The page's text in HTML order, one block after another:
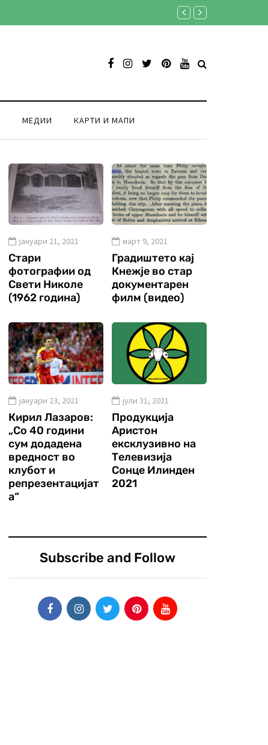
Стари фотографии од
МЕДИИ КАРТИ И МАПИ
јануари 21, 2021
Стари
фотографии од
Свети Николе
(1962 година)
март 9, 2021
Градиштето кај
Кнежје во стар
документарен
филм (видео)
јануари 23, 2021
Кирил Лазаров:
„Со 40 години
сум додадена
вредност во
клубот и
репрезентацијат
а“
јули 31, 2021
Продукција
Аристон
ексклузивно на
Телевизија
Сонце Илинден
2021
Subscribe and Follow